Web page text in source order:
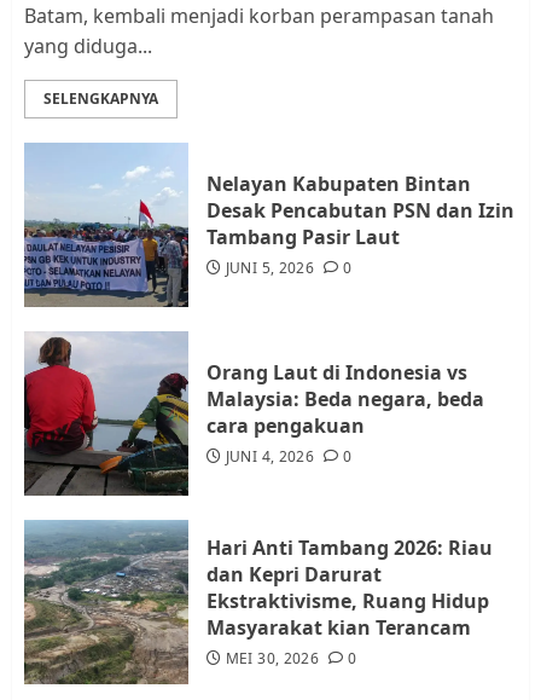
4
Warga Rempang Ajukan
Audiensi dengan Wali Kota
5
Tim Advokasi Desak BP Batam
Berhenti Merampas Tanah
Batam, kembali menjadi korban perampasan tanah
yang diduga...
SELENGKAPNYA
Nelayan Kabupaten Bintan
Desak Pencabutan PSN dan Izin
Tambang Pasir Laut
JUNI 5, 2026 0
Orang Laut di Indonesia vs
Malaysia: Beda negara, beda
cara pengakuan
JUNI 4, 2026 0
Hari Anti Tambang 2026: Riau
dan Kepri Darurat
Ekstraktivisme, Ruang Hidup
Masyarakat kian Terancam
MEI 30, 2026 0